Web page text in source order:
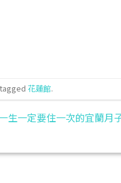
花蓮館.
生一定要住一次的宜蘭月